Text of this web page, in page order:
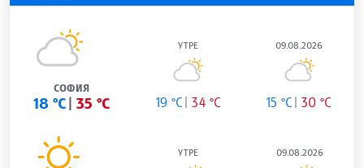
СОФИЯ
18 °C 35 °C
УТРЕ
19 °C 34 °C
09.08.2026
15 °C 30 °C
УТРЕ 09.08.2026